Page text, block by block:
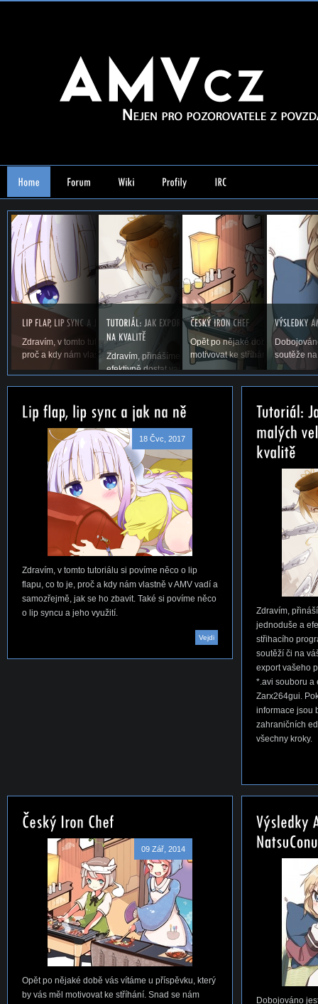
Zdravím, v tomto tutoriálu si povíme něco o lip flapu, co to je,
proč a kdy nám vlastně v AMV vadí a samozřejmě,...
Zdravím, přinášíme vám první tutoriál na téma, jak
efektivně dostat vaše AMV ze střihacího...
Opět po nějaké době vás vítáme
motivovat ke stříhání. Snad se
soutěže
18 Čvc, 2017
Zdravím, v tomto tutoriálu si povíme něco o lip
flapu, co to je, proč a kdy nám vlastně v AMV vadí a
samozřejmě, jak se ho zbavit. Také si povíme něco
o lip syncu a jeho využití.
Vejdi
Zdravím,
jednoduše a
střihacího
soutěží či na
export vašeho
*.avi souboru a
Zarx264gui.
informace jsou
zahraničních
všechny kroky.
09 Zář, 2014
Opět po nějaké době vás vítáme u příspěvku, který
by vás měl motivovat ke stříhání. Snad se nám
Dobojováno